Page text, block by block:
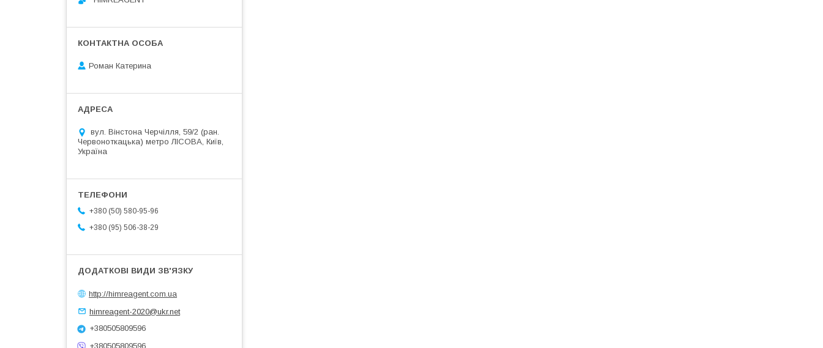
Роман Катерина
вул. Вінстона Черчілля, 59/2 (ран.
Червоноткацька) метро ЛІСОВА, Київ,
Україна
+380 (50) 580-95-96
+380 (95) 506-38-29
http://himreagent.com.ua
himreagent-2020@ukr.net
+380505809596
+380505809596